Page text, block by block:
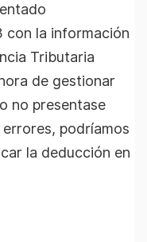
la información
Tributaria
de gestionar
no presentase
podríamos
la deducción en